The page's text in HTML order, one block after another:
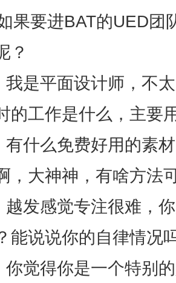
果要进BAT的UED团
？
我是平面设计师，不
的工作是什么，主要
有什么免费好用的素
，大神神，有啥方法
越发感觉专注很难，
能说说你的自律情况
你觉得你是一个特别